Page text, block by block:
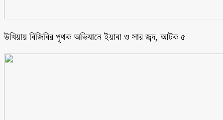
উখিয়ায় বিজিবির পৃথক অভিযানে ইয়াবা ও সার জব্দ, আটক ৫